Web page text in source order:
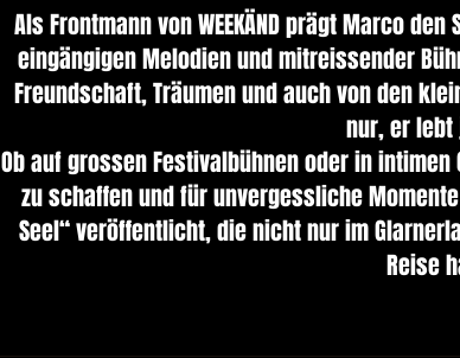
Als Frontmann von WEEKÄND prägt Marco
eingängigen Melodien und mitreissender
Freundschaft, Träumen und auch von den
nur, er lebt
Ob auf grossen Festivalbühnen oder in
zu schaffen und für unvergessliche
Seel“ veröffentlicht, die nicht nur im
Reise